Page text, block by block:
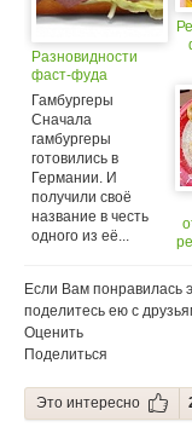
Разновидности
фаст-фуда
Гамбургеры
Сначала
гамбургеры
готовились в
Германии. И
получили своё
название в честь
одного из её...
Если Вам понравилась
поделитесь ею с
Оценить
Поделиться
Это интересно